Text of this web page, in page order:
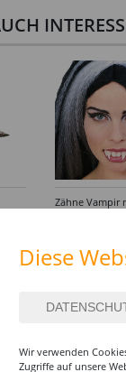
Zähne Vampir
Diese
Wir verwenden
Zugriffe auf unsere